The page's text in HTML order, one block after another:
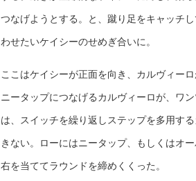
つなげようとする。と、蹴り足をキャッチ
わせたいケイシーのせめぎ合いに。
ここはケイシーが正面を向き、カルヴィー
ニータップにつなげるカルヴィーロが、ワ
は、スイッチを繰り返しステップを多用す
きない。ローにはニータップ、もしくはオ
右を当ててラウンドを締めくくった。